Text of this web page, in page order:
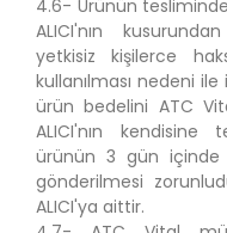
4.6- Ürünün
ALICI'nın
yetkisiz kişilerce
kullanılması nedeni
ürün bedelini ATC
ALICI'nın kendisine
ürünün 3 gün içinde
gönderilmesi
ALICI'ya aittir.